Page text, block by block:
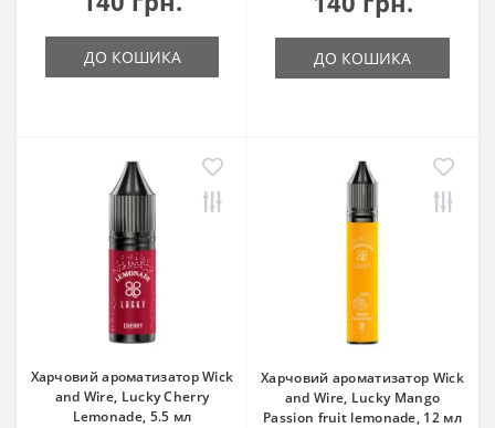
ДО КОШИКА ДО КОШИКА
Харчовий ароматизатор Wick
and Wire, Lucky Cherry
Lemonade, 5.5 мл
Харчовий ароматизатор Wick
and Wire, Lucky Mango
Passion fruit lemonade, 12 мл